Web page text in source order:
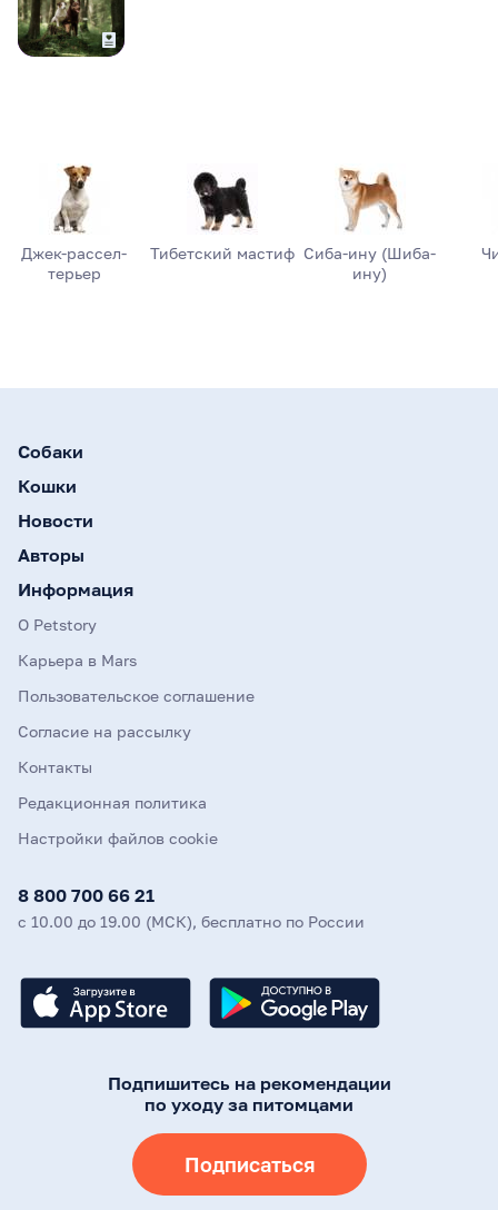
Джек-рассел-
терьер
Тибетский мастиф Сиба-ину (Шиба-
ину)
Собаки
Кошки
Новости
Авторы
Информация
О Petstory
Карьера в Mars
Пользовательское соглашение
Согласие на рассылку
Контакты
Редакционная политика
Настройки файлов cookie
8 800 700 66 21
с 10.00 до 19.00 (МСК), бесплатно по России
Подпишитесь на рекомендации
по уходу за питомцами
Подписаться